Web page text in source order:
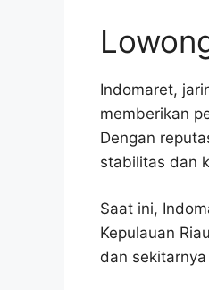
Indomaret,
memberikan
Dengan
stabilitas dan
Saat ini,
Kepulauan
dan